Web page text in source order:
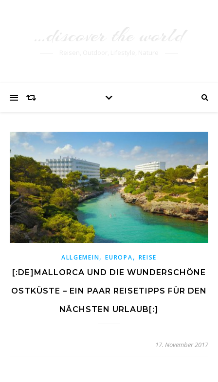
ALLGEMEIN,EUROPA, REISE
[:DE]MALLORCA UND DIE WUNDERSCHÖNE
OSTKÜSTE – EIN PAAR REISETIPPS FÜR DEN
NÄCHSTEN URLAUB[:]
17. November 2017